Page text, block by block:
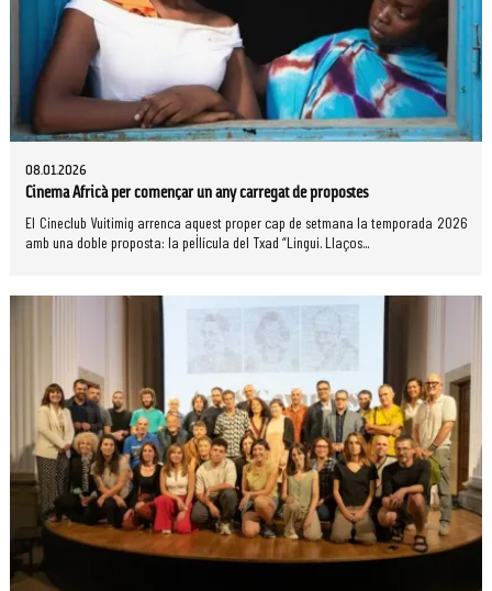
08.01.2026
Cinema Africà per començar un any carregat de propostes
El Cineclub Vuitimig arrenca aquest proper cap de setmana la temporada 2026
amb una doble proposta: la pel·lícula del Txad “Lingui. Llaços...